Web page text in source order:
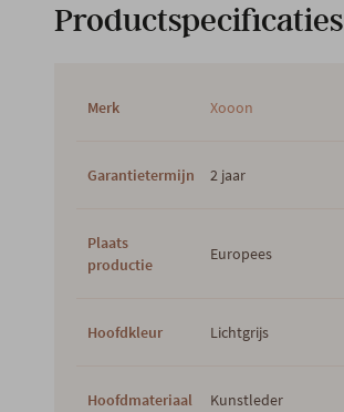
Productspecificaties
Merk Xooon
Garantietermijn 2 jaar
Plaats
productie
Europees
Hoofdkleur Lichtgrijs
Hoofdmateriaal Kunstleder